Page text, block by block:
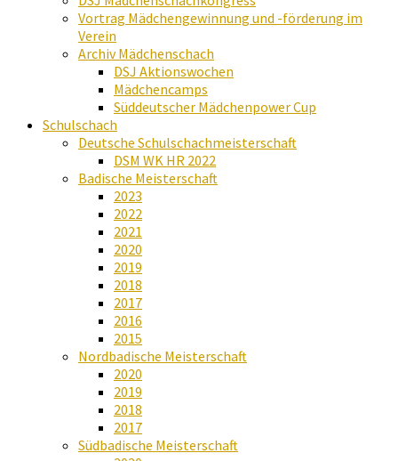
Vortrag Mädchengewinnung und -förderung im
Verein
Archiv Mädchenschach
DSJ Aktionswochen
Mädchencamps
Süddeutscher Mädchenpower Cup
Schulschach
Deutsche Schulschachmeisterschaft
DSM WK HR 2022
Badische Meisterschaft
2023
2022
2021
2020
2019
2018
2017
2016
2015
Nordbadische Meisterschaft
2020
2019
2018
2017
Südbadische Meisterschaft